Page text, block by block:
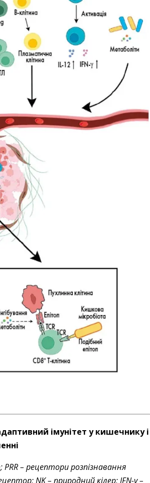
імунітет у кишечнику і
– рецептори розпізнавання
NK – природний кілер; IFN-γ –